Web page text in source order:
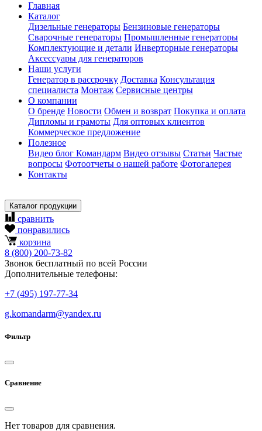
Главная
Каталог
Дизельные генераторы Бензиновые генераторы
Сварочные генераторы Промышленные генераторы
Комплектующие и детали Инверторные генераторы
Аксессуары для генераторов
Наши услуги
Генератор в рассрочку Доставка Консультация
специалиста Монтаж Сервисные центры
О компании
О бренде Новости Обмен и возврат Покупка и оплата
Дипломы и грамоты Для оптовых клиентов
Коммерческое предложение
Полезное
Видео блог Командарм Видео отзывы Статьи Частые
вопросы Фотоотчеты о нашей работе Фотогалерея
Контакты
Каталог продукции
сравнить
понравились
корзина
8 (800) 200-73-82
Звонок бесплатный по всей России
Дополнительные телефоны:
+7 (495) 197-77-34
g.komandarm@yandex.ru
Фильтр
Сравнение
Нет товаров для сравнения.